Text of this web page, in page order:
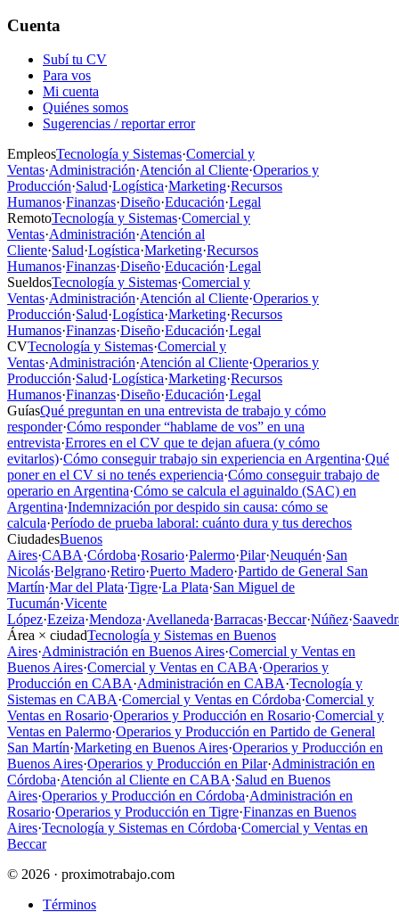
Cuenta
Subí tu CV
Para vos
Mi cuenta
Quiénes somos
Sugerencias / reportar error
EmpleosTecnología y Sistemas·Comercial y
Ventas·Administración·Atención al Cliente·Operarios y
Producción·Salud·Logística·Marketing·Recursos
Humanos·Finanzas·Diseño·Educación·Legal
RemotoTecnología y Sistemas·Comercial y
Ventas·Administración·Atención al
Cliente·Salud·Logística·Marketing·Recursos
Humanos·Finanzas·Diseño·Educación·Legal
SueldosTecnología y Sistemas·Comercial y
Ventas·Administración·Atención al Cliente·Operarios y
Producción·Salud·Logística·Marketing·Recursos
Humanos·Finanzas·Diseño·Educación·Legal
CVTecnología y Sistemas·Comercial y
Ventas·Administración·Atención al Cliente·Operarios y
Producción·Salud·Logística·Marketing·Recursos
Humanos·Finanzas·Diseño·Educación·Legal
GuíasQué preguntan en una entrevista de trabajo y cómo
responder·Cómo responder “hablame de vos” en una
entrevista·Errores en el CV que te dejan afuera (y cómo
evitarlos)·Cómo conseguir trabajo sin experiencia en Argentina·Qué
poner en el CV si no tenés experiencia·Cómo conseguir trabajo de
operario en Argentina·Cómo se calcula el aguinaldo (SAC) en
Argentina·Indemnización por despido sin causa: cómo se
calcula·Período de prueba laboral: cuánto dura y tus derechos
CiudadesBuenos
Aires·CABA·Córdoba·Rosario·Palermo·Pilar·Neuquén·San
Nicolás·Belgrano·Retiro·Puerto Madero·Partido de General San
Martín·Mar del Plata·Tigre·La Plata·San Miguel de
Tucumán·Vicente
López·Ezeiza·Mendoza·Avellaneda·Barracas·Beccar·Núñez·
Área × ciudadTecnología y Sistemas en Buenos
Aires·Administración en Buenos Aires·Comercial y Ventas en
Buenos Aires·Comercial y Ventas en CABA·Operarios y
Producción en CABA·Administración en CABA·Tecnología y
Sistemas en CABA·Comercial y Ventas en Córdoba·Comercial y
Ventas en Rosario·Operarios y Producción en Rosario·Comercial y
Ventas en Palermo·Operarios y Producción en Partido de General
San Martín·Marketing en Buenos Aires·Operarios y Producción en
Buenos Aires·Operarios y Producción en Pilar·Administración en
Córdoba·Atención al Cliente en CABA·Salud en Buenos
Aires·Operarios y Producción en Córdoba·Administración en
Rosario·Operarios y Producción en Tigre·Finanzas en Buenos
Aires·Tecnología y Sistemas en Córdoba·Comercial y Ventas en
Beccar
© 2026 · proximotrabajo.com
Términos